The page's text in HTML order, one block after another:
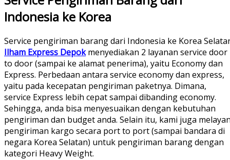
Indonesia ke Korea
Service pengiriman barang dari Indonesia ke Korea
Ilham Express Depokmenyediakan 2 layanan service door
to door (sampai ke alamat penerima), yaitu Economy dan
Express. Perbedaan antara service economy dan express,
yaitu pada kecepatan pengiriman paketnya. Dimana,
service Express lebih cepat sampai dibanding economy.
Sehingga, anda bisa menyesuaikan dengan kebutuhan
pengiriman dan budget anda. Selain itu, kami juga
pengiriman kargo secara port to port (sampai bandara di
negara Korea Selatan) untuk pengiriman barang dengan
kategori Heavy Weight.